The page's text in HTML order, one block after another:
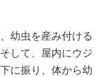
幼虫を産み付ける
して、屋内にウジ
に振り、体から幼